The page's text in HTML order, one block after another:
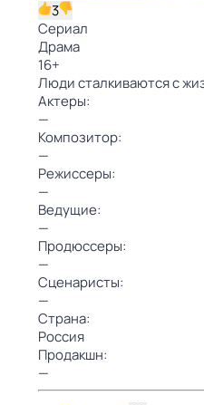
3
Сериал
Драма
16+
Люди сталкиваются с
Актеры:
—
Композитор:
—
Режиссеры:
—
Ведущие:
—
Продюссеры:
—
Сценаристы:
—
Страна:
Россия
Продакшн:
—